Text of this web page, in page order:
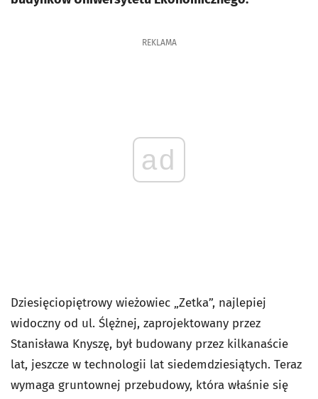
REKLAMA
ad
Dziesięciopiętrowy wieżowiec „Zetka”, najlepiej
widoczny od ul. Ślężnej, zaprojektowany przez
Stanisława Knyszę, był budowany przez kilkanaście
lat, jeszcze w technologii lat siedemdziesiątych. Teraz
wymaga gruntownej przebudowy, która właśnie się